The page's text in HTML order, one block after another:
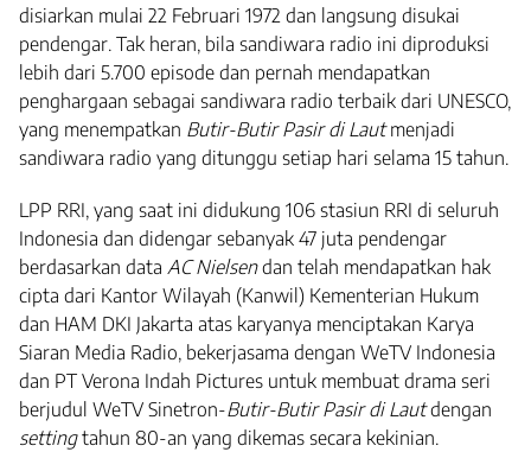
disiarkan mulai 22 Februari 1972 dan langsung disukai
pendengar. Tak heran, bila sandiwara radio ini diproduksi
lebih dari 5.700 episode dan pernah mendapatkan
penghargaan sebagai sandiwara radio terbaik dari UNESCO,
yang menempatkan Butir-Butir Pasir di Lautmenjadi
sandiwara radio yang ditunggu setiap hari selama 15 tahun.
LPP RRI, yang saat ini didukung 106 stasiun RRI di seluruh
Indonesia dan didengar sebanyak 47 juta pendengar
berdasarkan data AC Nielsendan telah mendapatkan hak
cipta dari Kantor Wilayah (Kanwil) Kementerian Hukum
dan HAM DKI Jakarta atas karyanya menciptakan Karya
Siaran Media Radio, bekerjasama dengan WeTV Indonesia
dan PT Verona Indah Pictures untuk membuat drama seri
berjudul WeTV Sinetron-Butir-Butir Pasir di Lautdengan
settingtahun 80-an yang dikemas secara kekinian.